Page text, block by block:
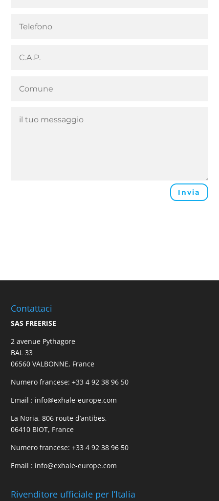
Invia
Contattaci
SAS FREERISE
2 avenue Pythagore
BAL 33
06560 VALBONNE, France
Numero francese:+33 4 92 38 96 50
Email : info@exhale-europe.com
La Noria, 806 route d’antibes,
06410 BIOT, France
Numero francese:+33 4 92 38 96 50
Email : info@exhale-europe.com
Rivenditore ufficiale per l’Italia